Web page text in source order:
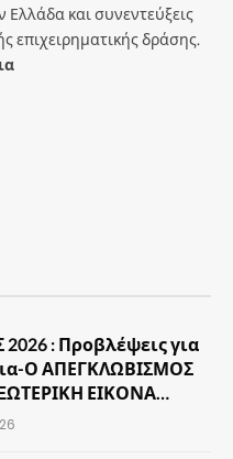
Ελλάδα και συνεντεύξεις
επιχειρηματικής δράσης.
: Προβλέψεις για
Ο ΑΠΕΓΚΛΩΒΙΣΜΟΣ
ΕΙΚΟΝΑ…